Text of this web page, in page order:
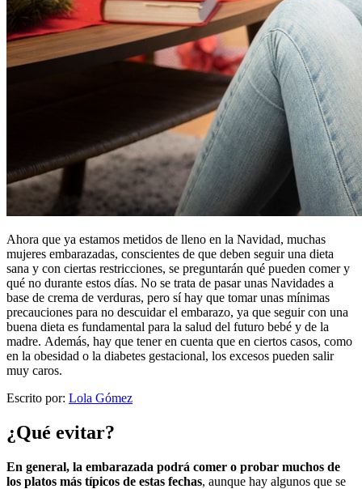
Ahora que ya estamos metidos de lleno en la Navidad, muchas
mujeres embarazadas, conscientes de que deben seguir una dieta
sana y con ciertas restricciones, se preguntarán qué pueden comer y
qué no durante estos días. No se trata de pasar unas Navidades a
base de crema de verduras, pero sí hay que tomar unas mínimas
precauciones para no descuidar el embarazo, ya que seguir con una
buena dieta es fundamental para la salud del futuro bebé y de la
madre. Además, hay que tener en cuenta que en ciertos casos, como
en la obesidad o la diabetes gestacional, los excesos pueden salir
muy caros.
Escrito por: Lola Gómez
¿Qué evitar?
En general, la embarazada podrá comer o probar muchos de
los platos más típicos de estas fechas, aunque hay algunos que se